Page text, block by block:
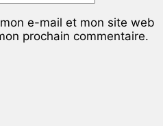
e-mail et mon site web
prochain commentaire.